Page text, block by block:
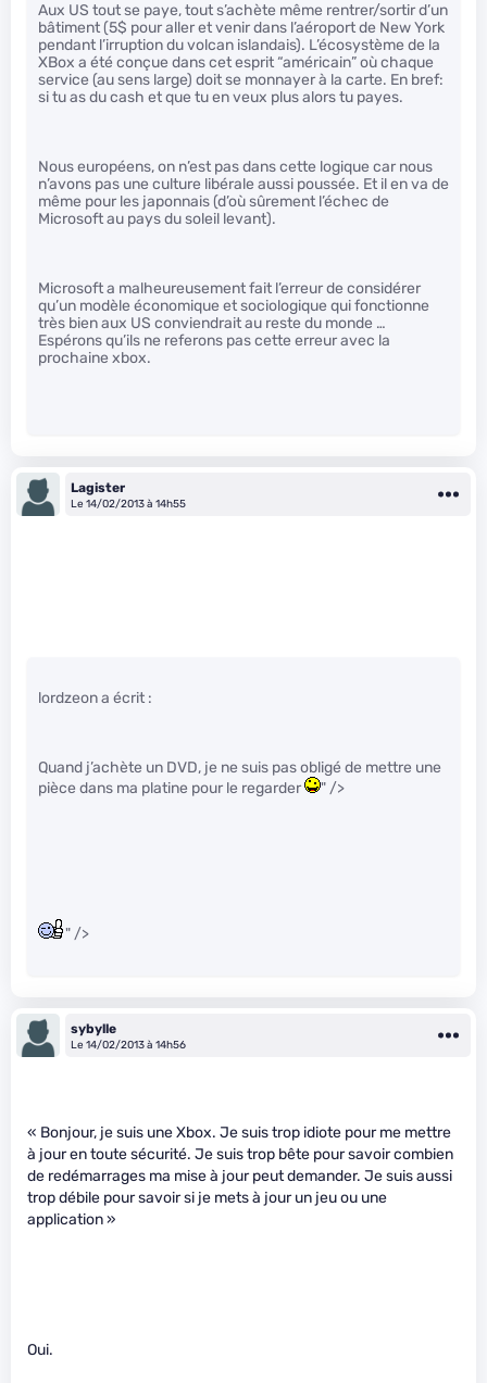
Aux US tout se paye, tout s’achète même rentrer/sortir d’un
bâtiment (5$ pour aller et venir dans l’aéroport de New York
pendant l’irruption du volcan islandais). L’écosystème de la
XBox a été conçue dans cet esprit “américain” où chaque
service (au sens large) doit se monnayer à la carte. En bref:
si tu as du cash et que tu en veux plus alors tu payes.
Nous européens, on n’est pas dans cette logique car nous
n’avons pas une culture libérale aussi poussée. Et il en va de
même pour les japonnais (d’où sûrement l’échec de
Microsoft au pays du soleil levant).
Microsoft a malheureusement fait l’erreur de considérer
qu’un modèle économique et sociologique qui fonctionne
très bien aux US conviendrait au reste du monde …
Espérons qu’ils ne referons pas cette erreur avec la
prochaine xbox.
Lagister
Le 14/02/2013 à 14h55
lordzeon a écrit :
Quand j’achète un DVD, je ne suis pas obligé de mettre une
pièce dans ma platine pour le regarder
" />
" />
sybylle
Le 14/02/2013 à 14h56
« Bonjour, je suis une Xbox. Je suis trop idiote pour me mettre
à jour en toute sécurité. Je suis trop bête pour savoir combien
de redémarrages ma mise à jour peut demander. Je suis aussi
trop débile pour savoir si je mets à jour un jeu ou une
application »
Oui.